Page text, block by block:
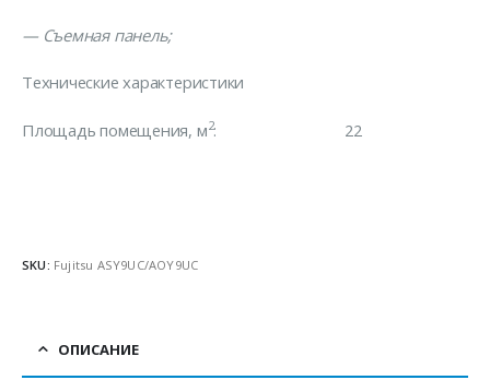
— Съемная панель;
Технические характеристики
Площадь помещения, м2: 22
SKU: Fujitsu ASY9UС/AOY9UC
ОПИСАНИЕ